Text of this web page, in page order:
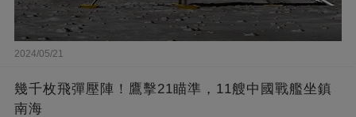
2024/05/21
幾千枚飛彈壓陣！鷹擊21瞄準，11艘中國戰艦坐鎮
南海